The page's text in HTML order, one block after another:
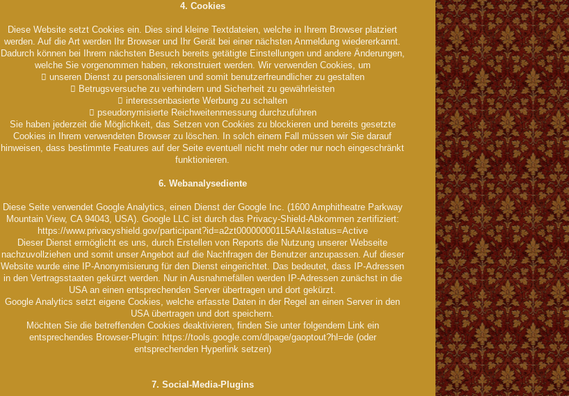
4. Cookies
Diese Website setzt Cookies ein. Dies sind kleine Textdateien, welche in Ihrem Browser platziert
werden. Auf die Art werden Ihr Browser und Ihr Gerät bei einer nächsten Anmeldung wiedererkannt.
Dadurch können bei Ihrem nächsten Besuch bereits getätigte Einstellungen und andere Änderungen,
welche Sie vorgenommen haben, rekonstruiert werden. Wir verwenden Cookies, um
 unseren Dienst zu personalisieren und somit benutzerfreundlicher zu gestalten
 Betrugsversuche zu verhindern und Sicherheit zu gewährleisten
 interessenbasierte Werbung zu schalten
 pseudonymisierte Reichweitenmessung durchzuführen
Sie haben jederzeit die Möglichkeit, das Setzen von Cookies zu blockieren und bereits gesetzte
Cookies in Ihrem verwendeten Browser zu löschen. In solch einem Fall müssen wir Sie darauf
hinweisen, dass bestimmte Features auf der Seite eventuell nicht mehr oder nur noch eingeschränkt
funktionieren.
6. Webanalysediente
Diese Seite verwendet Google Analytics, einen Dienst der Google Inc. (1600 Amphitheatre Parkway
Mountain View, CA 94043, USA). Google LLC ist durch das Privacy-Shield-Abkommen zertifiziert:
https://www.privacyshield.gov/participant?id=a2zt000000001L5AAI&status=Active
Dieser Dienst ermöglicht es uns, durch Erstellen von Reports die Nutzung unserer Webseite
nachzuvollziehen und somit unser Angebot auf die Nachfragen der Benutzer anzupassen. Auf dieser
Website wurde eine IP-Anonymisierung für den Dienst eingerichtet. Das bedeutet, dass IP-Adressen
in den Vertragsstaaten gekürzt werden. Nur in Ausnahmefällen werden IP-Adressen zunächst in die
USA an einen entsprechenden Server übertragen und dort gekürzt.
Google Analytics setzt eigene Cookies, welche erfasste Daten in der Regel an einen Server in den
USA übertragen und dort speichern.
Möchten Sie die betreffenden Cookies deaktivieren, finden Sie unter folgendem Link ein
entsprechendes Browser-Plugin: https://tools.google.com/dlpage/gaoptout?hl=de (oder
entsprechenden Hyperlink setzen)
7. Social-Media-Plugins